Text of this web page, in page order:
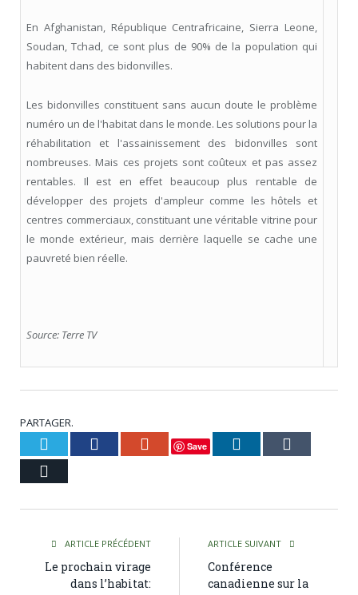
En Afghanistan, République Centrafricaine, Sierra Leone,
Soudan, Tchad, ce sont plus de 90% de la population qui
habitent dans des bidonvilles.
Les bidonvilles constituent sans aucun doute le problème
numéro un de l'habitat dans le monde. Les solutions pour la
réhabilitation et l'assainissement des bidonvilles sont
nombreuses. Mais ces projets sont coûteux et pas assez
rentables. Il est en effet beaucoup plus rentable de
développer des projets d'ampleur comme les hôtels et
centres commerciaux, constituant une véritable vitrine pour
le monde extérieur, mais derrière laquelle se cache une
pauvreté bien réelle.
Source: Terre TV
PARTAGER.
Twitter Facebook Google+
Save LinkedIn
ARTICLE PRÉCÉDENT
Le prochain virage
dans l’habitat:
ARTICLE SUIVANT
Conférence
canadienne sur la